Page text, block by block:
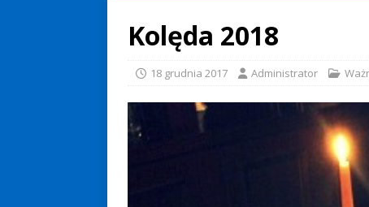
Kolęda 2018
18 grudnia 2017 Administrator